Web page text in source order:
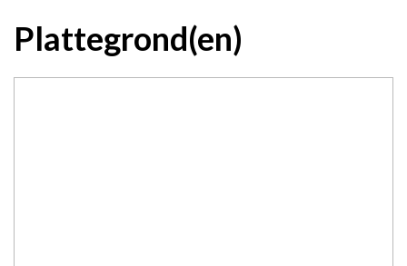
Plattegrond(en)